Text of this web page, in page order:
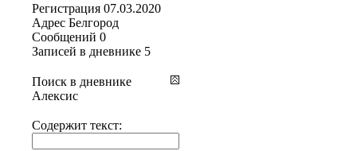
Регистрация 07.03.2020
Адрес Белгород
Сообщений 0
Записей в дневнике 5
Поиск в дневнике
Алексис
Содержит текст: